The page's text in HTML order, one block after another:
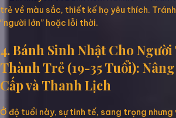
trẻ về màu sắc, thiết kế họ yêu thích.
“người lớn” hoặc lỗi thời.
4. Bánh Sinh Nhật Cho
Thành Trẻ (19-35 Tuổi):
Cấp và Thanh Lịch
Ở độ tuổi này, sự tinh tế, sang trọng